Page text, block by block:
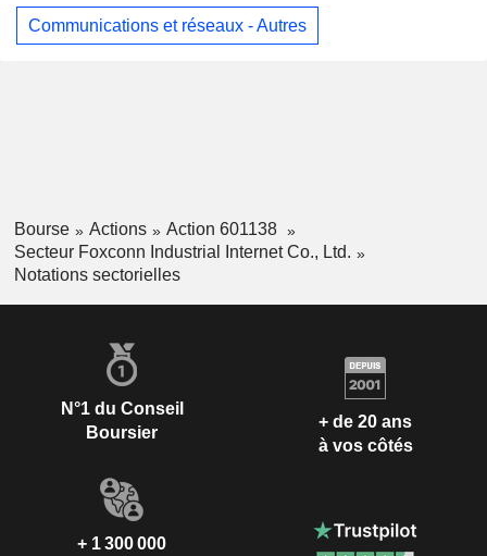
Communications et réseaux - Autres
Bourse Actions
Action 601138
Secteur Foxconn Industrial Internet Co., Ltd.
Notations sectorielles
N°1 du Conseil
Boursier
+ de 20 ans
à vos côtés
+ 1 300 000